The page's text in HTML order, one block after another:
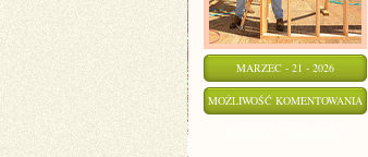
MARZEC - 21 - 2026
MOŻLIWOŚĆ KOMENTOWANIA